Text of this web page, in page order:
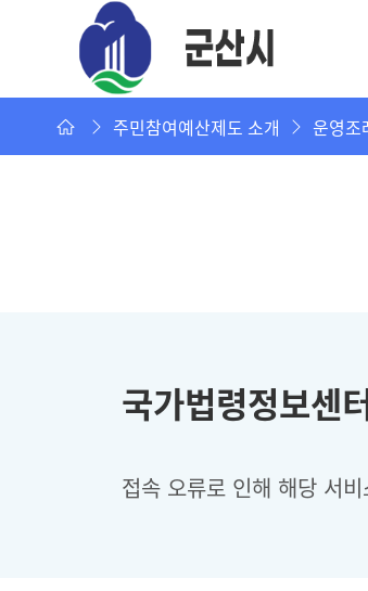
주민참여예산제도 소개 운영조
국가법령정보
접속 오류로 인해 해당 서